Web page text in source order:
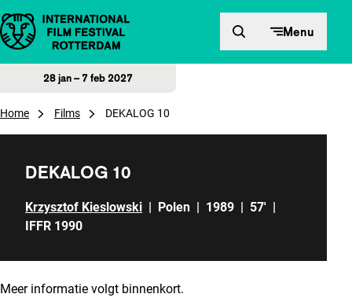
Direct naar inhoud Menu
28 jan – 7 feb 2027
Home Films DEKALOG 10
DEKALOG 10
Krzysztof Kieslowski | Polen | 1989 | 57' |
IFFR 1990
Meer informatie volgt binnenkort.